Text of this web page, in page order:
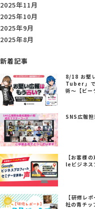
2025年11月
2025年10月
2025年9月
2025年8月
新着記事
8/18 お堅
Tuber」で
術～【ビー
SNS広報
【お客様
leビジネス
【研修レ
社の青チッ